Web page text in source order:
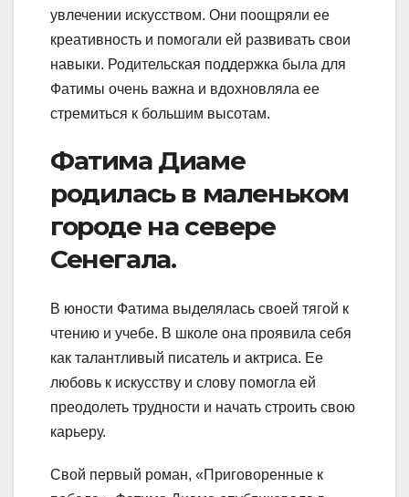
увлечении искусством. Они поощряли ее
креативность и помогали ей развивать свои
навыки. Родительская поддержка была для
Фатимы очень важна и вдохновляла ее
стремиться к большим высотам.
Фатима Диаме
родилась в маленьком
городе на севере
Сенегала.
В юности Фатима выделялась своей тягой к
чтению и учебе. В школе она проявила себя
как талантливый писатель и актриса. Ее
любовь к искусству и слову помогла ей
преодолеть трудности и начать строить свою
карьеру.
Свой первый роман, «Приговоренные к